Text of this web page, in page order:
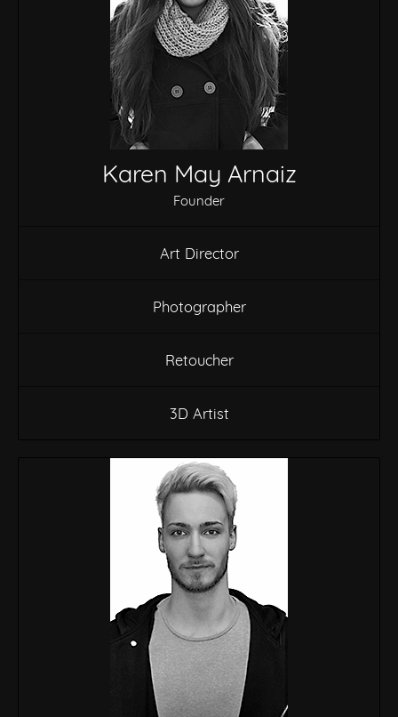
Karen May Arnaiz
Founder
Art Director
Photographer
Retoucher
3D Artist